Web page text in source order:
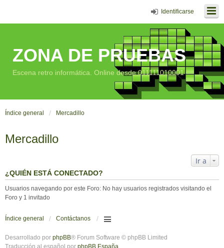
Identificarse
ZONA DE PRUEBAS
Escena retro informática. Online desde 011111010001
Índice general Mercadillo
Mercadillo
Ir a
¿QUIÉN ESTÁ CONECTADO?
Usuarios navegando por este Foro: No hay usuarios registrados visitando el
Foro y 1 invitado
Índice general Contáctanos
Desarrollado por phpBB® Forum Software © phpBB Limited
Traducción al español por phpBB España